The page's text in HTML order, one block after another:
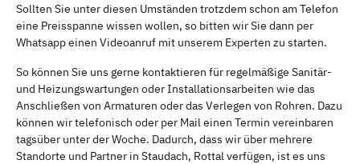
Sollten Sie unter diesen Umständen trotzdem schon am Telefon
eine Preisspanne wissen wollen, so bitten wir Sie dann per
Whatsapp einen Videoanruf mit unserem Experten zu starten.
So können Sie uns gerne kontaktieren für regelmäßige Sanitär-
und Heizungswartungen oder Installationsarbeiten wie das
Anschließen von Armaturen oder das Verlegen von Rohren. Dazu
können wir telefonisch oder per Mail einen Termin vereinbaren
tagsüber unter der Woche. Dadurch, dass wir über mehrere
Standorte und Partner in Staudach, Rottal verfügen, ist es uns